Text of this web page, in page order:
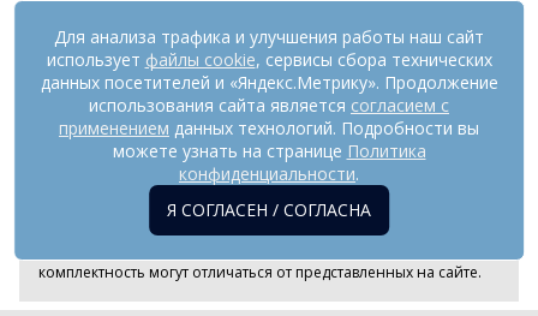
ИНФОРМАЦИЯ
РЕКВИЗИТЫ
На информационном ресурсе применяются
рекомендательные технологии (информационные технологии
предоставления информации на основе сбора,
систематизации и анализа сведений, относящихся к
предпочтениям пользователей сети «Интернет», находящихся
комплектность могут отличаться от представленных на сайте.
Для анализа трафика и улучшения работы наш сайт
использует файлы cookie, сервисы сбора технических
данных посетителей и «Яндекс.Метрику». Продолжение
использования сайта является согласием с
применением данных технологий. Подробности вы
можете узнать на странице Политика
конфиденциальности.
Я СОГЛАСЕН / СОГЛАСНА